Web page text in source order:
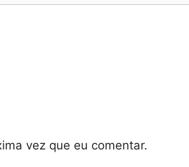
vez que eu comentar.